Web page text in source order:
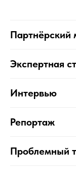
Партнёрский
Экспертная
Интервью
Репортаж
Проблемный